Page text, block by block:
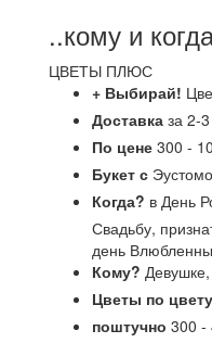
..кому и
ЦВЕТЫ ПЛЮС
+ Выбирай!
Доставка за 2-
По цене 300 -
Букет с
Когда? в День
Свадьбу,
день
Кому?
Цветы по цвету
поштучно 300 -